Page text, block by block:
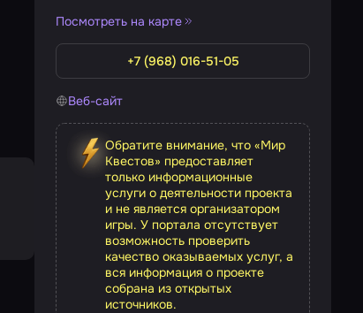
Посмотреть на карте
+7 (968) 016-51-05
Веб-сайт
Обратите внимание, что «Мир
Квестов» предоставляет
только информационные
услуги о деятельности проекта
и не является организатором
игры. У портала отсутствует
возможность проверить
качество оказываемых услуг, а
вся информация о проекте
собрана из открытых
источников.